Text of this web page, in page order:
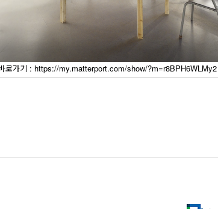
로가기 : https://my.matterport.com/show/?m=r8BPH6WLMy2